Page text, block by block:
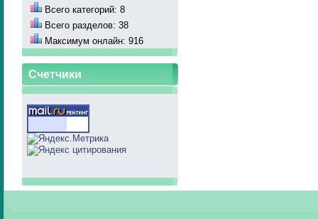
Всего категорий: 8
Всего разделов: 38
Максимум онлайн: 916
Счетчики